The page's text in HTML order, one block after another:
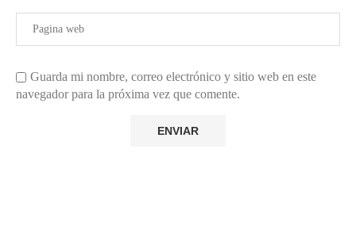
Guarda mi nombre, correo electrónico y sitio web en este
navegador para la próxima vez que comente.